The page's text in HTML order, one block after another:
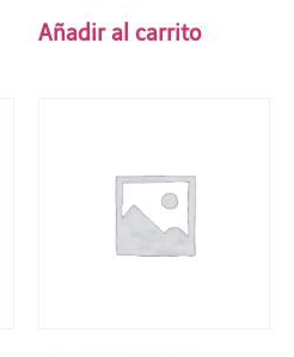
Añadir al carrito